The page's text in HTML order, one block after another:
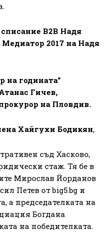
списание В2В Надя
2017 на Надя
на годината"
Гичев,
на Пловдив.
Хайгухи Бодикян,
съд Хасково,
стаж. Тя бе в
Мирослав Йорданов
Петев от big5.bg и
а председателката на
Богдана
на победителката.